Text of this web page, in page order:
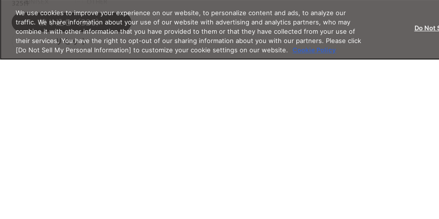
UNISEX OTHER
KIDS&JUNIOR
サイズ
325件
リセット
絞り込む（325）
We use cookies to improve your experience on our website, to personalize content and ads, to analyze our
traffic. We share information about your use of our website with advertising and analytics partners, who may
combine it with other information that you have provided to them or that they have collected from your use of
their services. You have the right to opt-out of our sharing information about you with our partners. Please click
[Do Not Sell My Personal Information] to customize your cookie settings on our website.
Cookie Policy
Do Not